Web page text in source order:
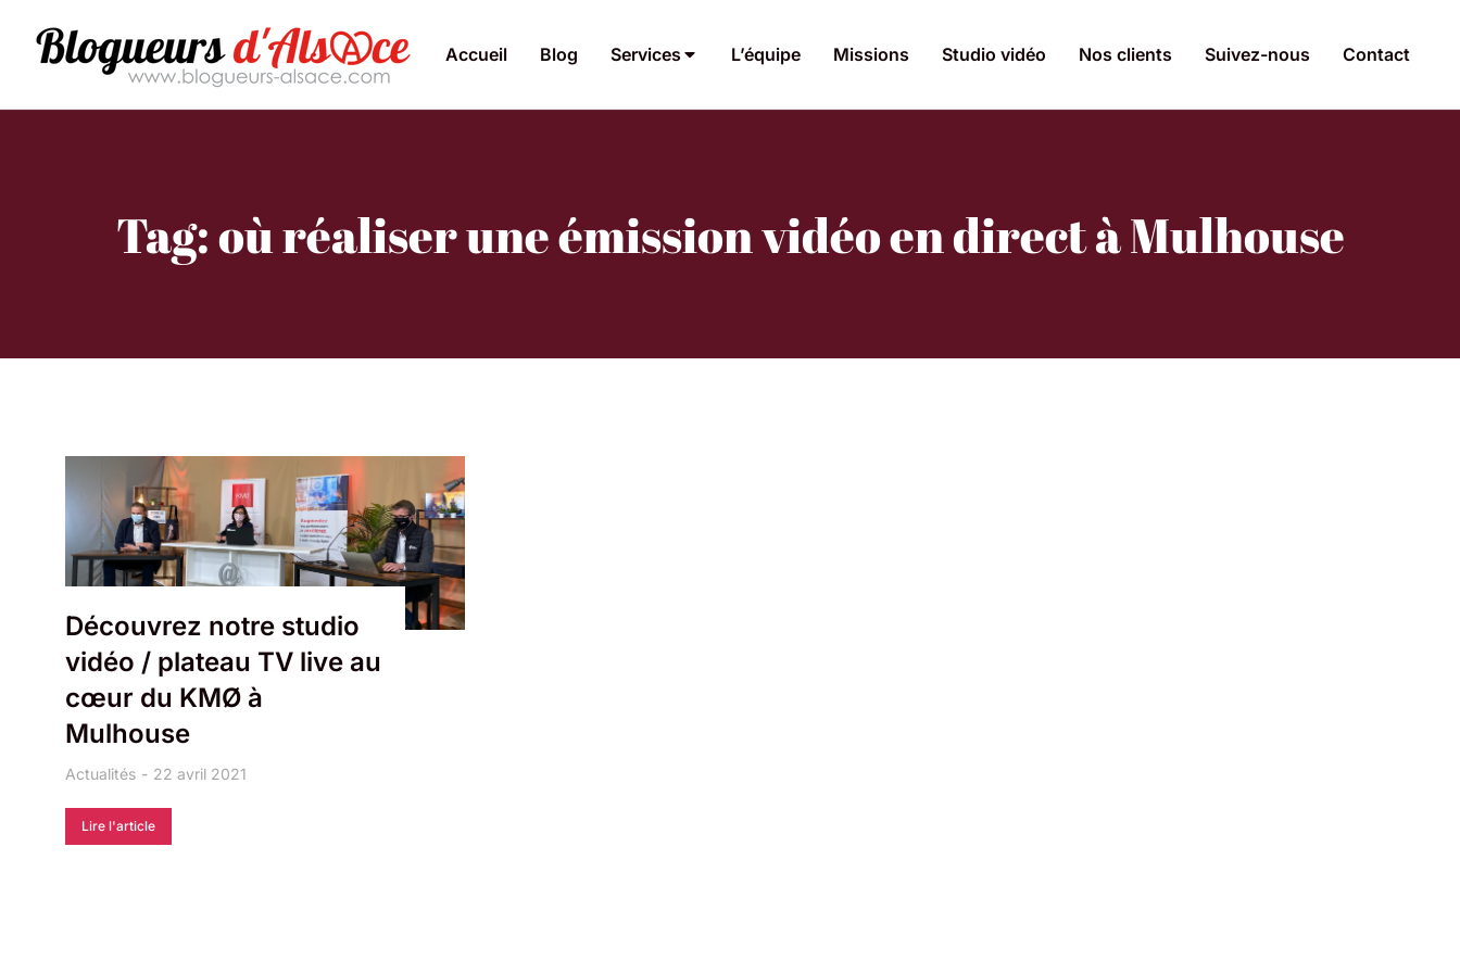
Accueil Blog Services L’équipe Missions Studio vidéo Nos clients Suivez-nous Contact
Tag: où réaliser une émission vidéo en direct à Mulhouse
Découvrez notre studio
vidéo / plateau TV live au
cœur du KMØ à
Mulhouse
Actualités 22 avril 2021
Lire l'article